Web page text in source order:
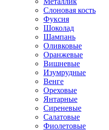
Слоновая кость
Фуксия
Шоколад
Шампань
Оливковые
Оранжевые
Вишневые
Изумрудные
Венге
Ореховые
Янтарные
Сиреневые
Салатовые
Фиолетовые